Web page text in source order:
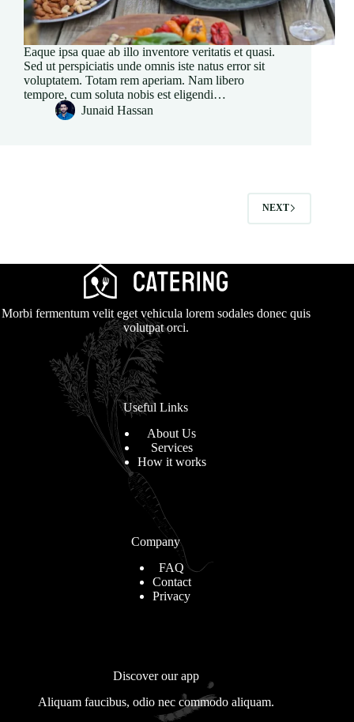
Eaque ipsa quae ab illo inventore veritatis et quasi.
Sed ut perspiciatis unde omnis iste natus error sit
voluptatem. Totam rem aperiam. Nam libero
tempore, cum soluta nobis est eligendi…
Junaid Hassan
NEXT
Morbi fermentum velit eget vehicula lorem sodales donec quis
volutpat orci.
Useful Links
About Us
Services
How it works
Company
FAQ
Contact
Privacy
Discover our app
Aliquam faucibus, odio nec commodo aliquam.